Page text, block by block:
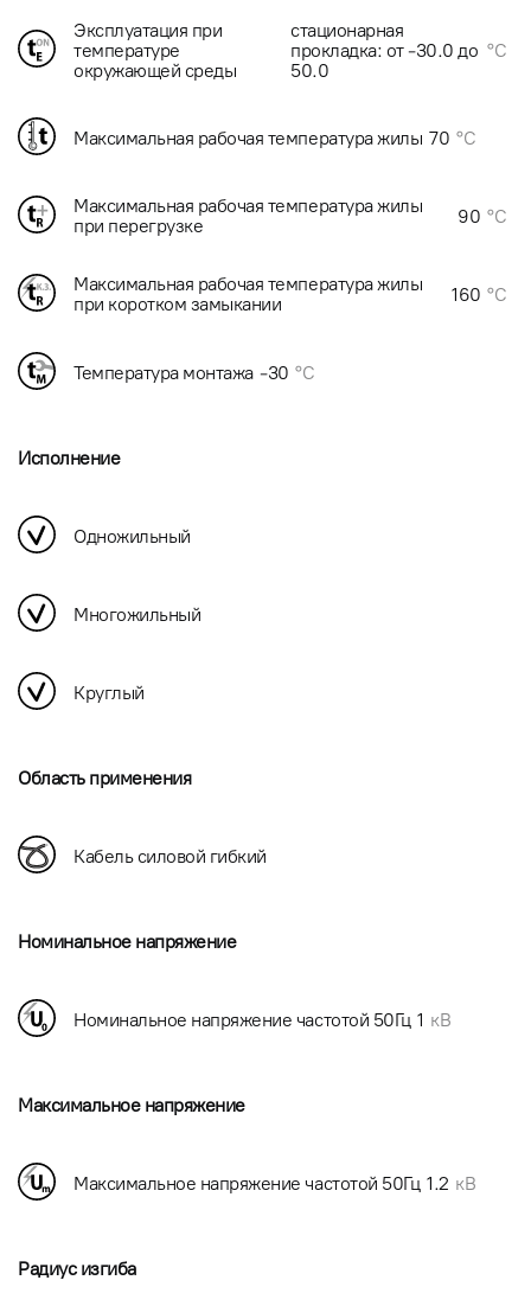
Эксплуатация при
температуре
окружающей среды
стационарная
прокладка: от -30.0 до
50.0
°C
Максимальная рабочая температура жилы 70 °C
Максимальная рабочая температура жилы
при перегрузке
90 °C
Максимальная рабочая температура жилы
при коротком замыкании
160 °C
Температура монтажа -30 °C
Исполнение
Одножильный
Многожильный
Круглый
Область применения
Кабель силовой гибкий
Номинальное напряжение
Номинальное напряжение частотой 50Гц 1 кВ
Максимальное напряжение
Максимальное напряжение частотой 50Гц 1.2 кВ
Радиус изгиба